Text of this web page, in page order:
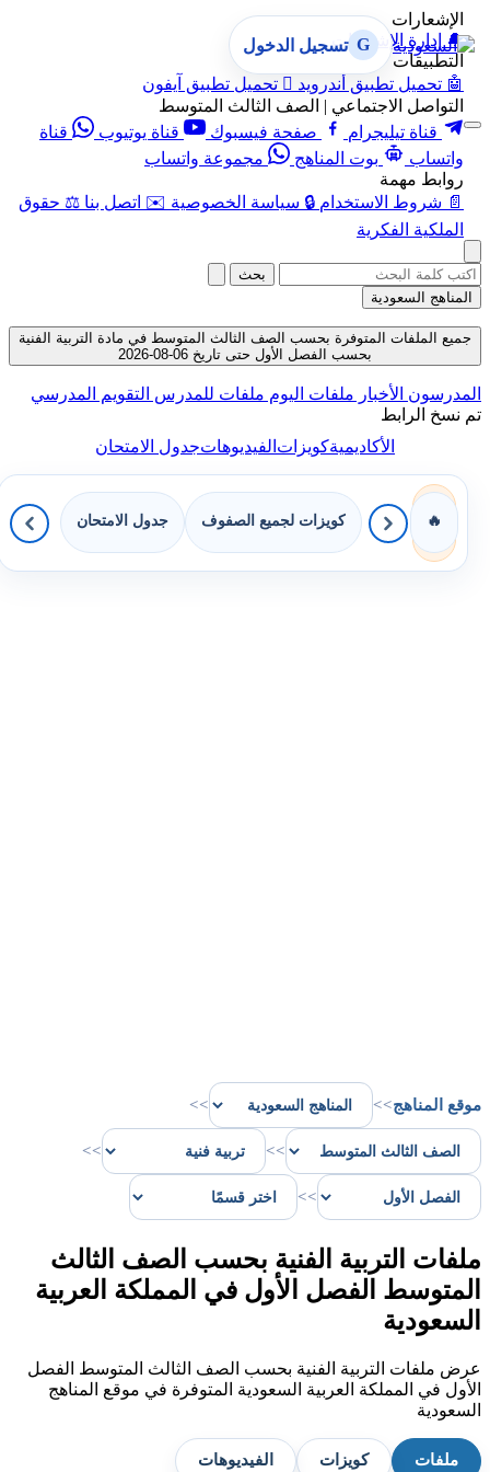
الإشعارات
🔔 إدارة الإشعارات
التطبيقات
🤖 تحميل تطبيق أندرويد  تحميل تطبيق آيفون
التواصل الاجتماعي | الصف الثالث المتوسط
قناة تيليجرام
صفحة فيسبوك قناة يوتيوب
قناة
واتساب
بوت المناهج
مجموعة واتساب
روابط مهمة
📄 شروط الاستخدام 🔒 سياسة الخصوصية ✉️ اتصل بنا ⚖️ حقوق
الملكية الفكرية
G تسجيل الدخول
بحث
المناهج السعودية
جميع الملفات المتوفرة بحسب الصف الثالث المتوسط في مادة التربية الفنية
بحسب الفصل الأول حتى تاريخ 06-08-2026
المدرسون الأخبار ملفات اليوم ملفات للمدرس التقويم المدرسي
تم نسخ الرابط
الأكاديميةكويزاتالفيديوهاتجدول الامتحان
🔥 كويزات لجميع الصفوف جدول الامتحان
موقع المناهج>>
>>
>>
>>
>>
ملفات التربية الفنية بحسب الصف الثالث
المتوسط الفصل الأول في المملكة العربية
السعودية
عرض ملفات التربية الفنية بحسب الصف الثالث المتوسط الفصل
الأول في المملكة العربية السعودية المتوفرة في موقع المناهج
السعودية
ملفات كويزات الفيديوهات